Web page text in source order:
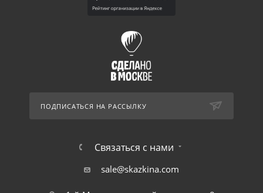
ПОДПИСАТЬСЯ НА РАССЫЛКУ
Связаться с нами
sale@skazkina.com